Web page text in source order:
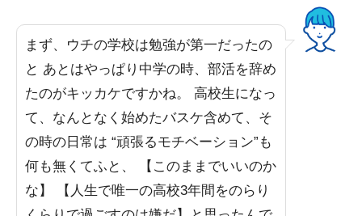
まず、ウチの学校は勉強が第一だったの
と あとはやっぱり中学の時、部活を辞め
たのがキッカケですかね。 高校生になっ
て、なんとなく始めたバスケ含めて、そ
の時の日常は “頑張るモチベーション”も
何も無くてふと、 【このままでいいのか
な】 【人生で唯一の高校3年間をのらり